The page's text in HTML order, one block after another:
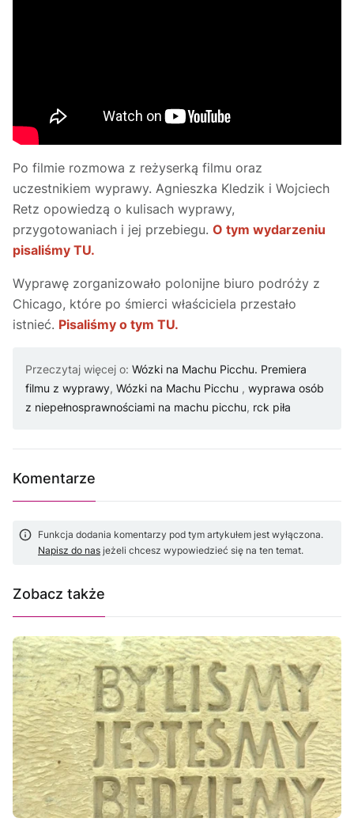
Po filmie rozmowa z reżyserką filmu oraz
uczestnikiem wyprawy. Agnieszka Kledzik i Wojciech
Retz opowiedzą o kulisach wyprawy,
przygotowaniach i jej przebiegu. O tym wydarzeniu
pisaliśmy TU.
Wyprawę zorganizowało polonijne biuro podróży z
Chicago, które po śmierci właściciela przestało
istnieć. Pisaliśmy o tym TU.
Przeczytaj więcej o: Wózki na Machu Picchu. Premiera
filmu z wyprawy, Wózki na Machu Picchu , wyprawa osób
z niepełnosprawnościami na machu picchu, rck piła
Komentarze
Funkcja dodania komentarzy pod tym artykułem jest wyłączona.
Napisz do nas jeżeli chcesz wypowiedzieć się na ten temat.
Zobacz także